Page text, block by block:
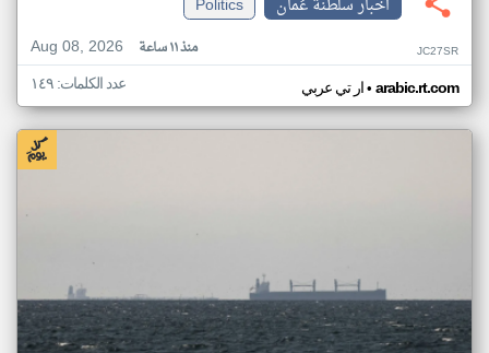
اخبار سلطنة عُمان
Politics
Aug 08, 2026
منذ ١١ ساعة JC27SR
ار تي عربي• arabic.rt.com عدد الكلمات: ١٤٩